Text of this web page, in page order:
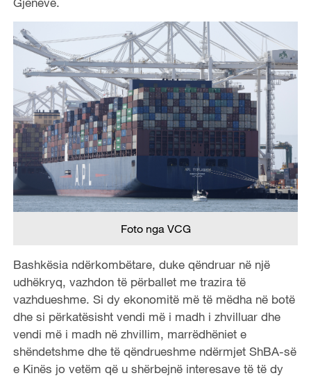
Foto nga VCG
Bashkësia ndërkombëtare, duke qëndruar në një
udhëkryq, vazhdon të përballet me trazira të
vazhdueshme. Si dy ekonomitë më të mëdha në botë
dhe si përkatësisht vendi më i madh i zhvilluar dhe
vendi më i madh në zhvillim, marrëdhëniet e
shëndetshme dhe të qëndrueshme ndërmjet ShBA-së
e Kinës jo vetëm që u shërbejnë interesave të të dy